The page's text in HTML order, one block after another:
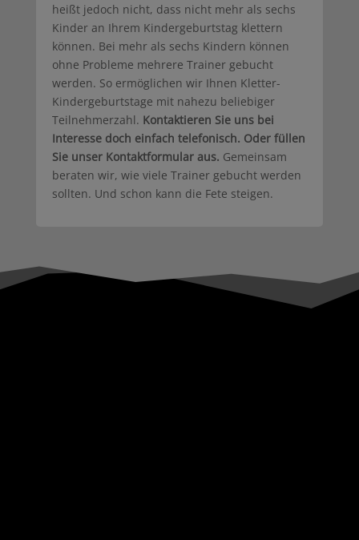
heißt jedoch nicht, dass nicht mehr als sechs
Kinder an Ihrem Kindergeburtstag klettern
können. Bei mehr als sechs Kindern können
ohne Probleme mehrere Trainer gebucht
werden. So ermöglichen wir Ihnen Kletter-
Kindergeburtstage mit nahezu beliebiger
Teilnehmerzahl. Kontaktieren Sie uns bei
Interesse doch einfach telefonisch. Oder füllen
Sie unser Kontaktformular aus. Gemeinsam
beraten wir, wie viele Trainer gebucht werden
sollten. Und schon kann die Fete steigen.